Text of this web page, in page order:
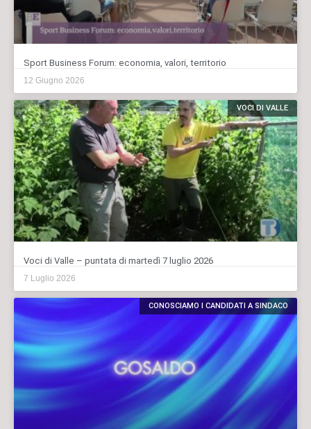
Sport Business Forum: economia, valori, territorio
12 Giugno 2026
VOCI DI VALLE
Voci di Valle – puntata di martedì 7 luglio 2026
7 Luglio 2026
CONOSCIAMO I CANDIDATI A SINDACO